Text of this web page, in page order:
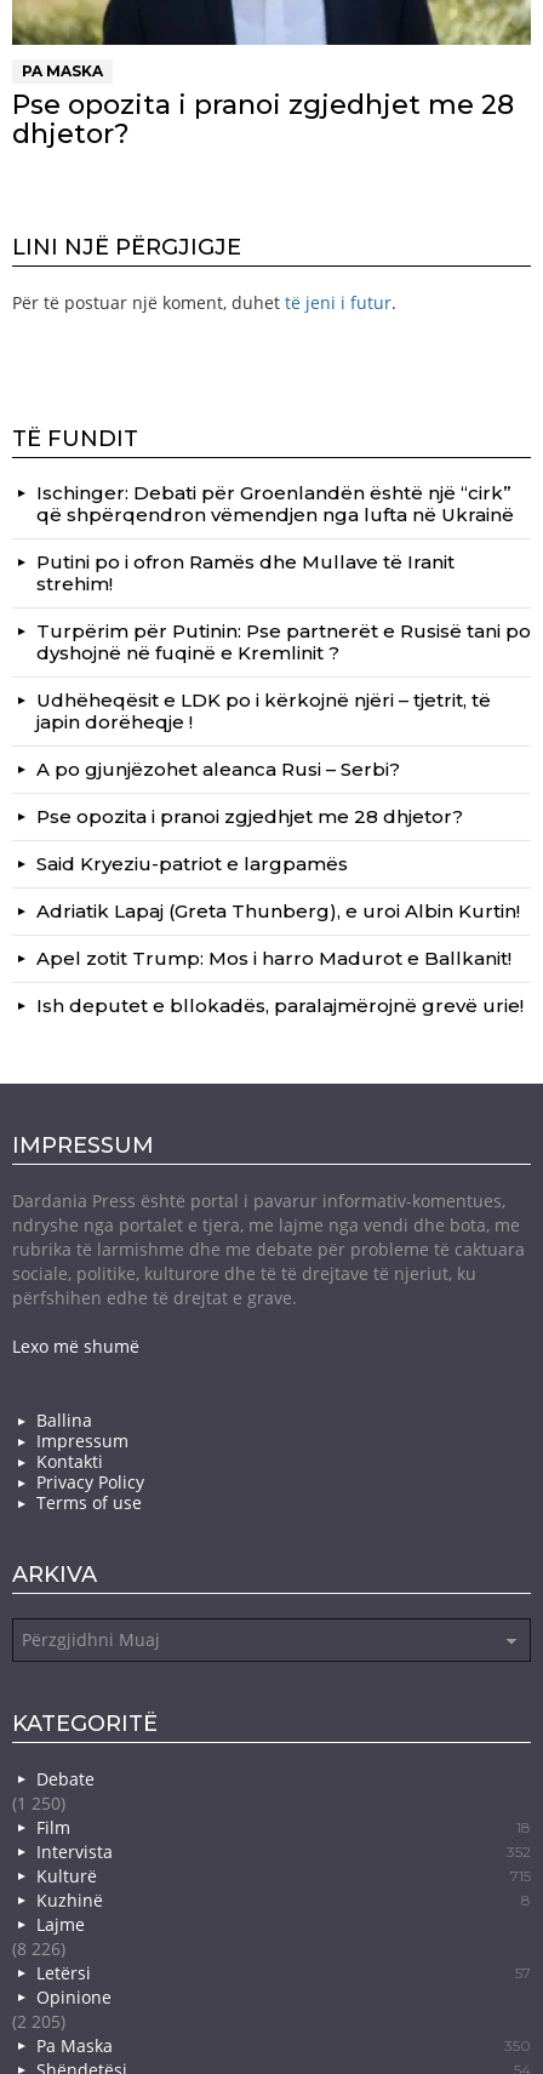
PA MASKA
Pse opozita i pranoi zgjedhjet me 28
dhjetor?
LINI NJË PËRGJIGJE
Për të postuar një koment, duhet të jeni i futur.
TË FUNDIT
Ischinger: Debati për Groenlandën është një “cirk”
që shpërqendron vëmendjen nga lufta në Ukrainë
Putini po i ofron Ramës dhe Mullave të Iranit
strehim!
Turpërim për Putinin: Pse partnerët e Rusisë tani po
dyshojnë në fuqinë e Kremlinit ?
Udhëheqësit e LDK po i kërkojnë njëri – tjetrit, të
japin dorëheqje !
A po gjunjëzohet aleanca Rusi – Serbi?
Pse opozita i pranoi zgjedhjet me 28 dhjetor?
Said Kryeziu-patriot e largpamës
Adriatik Lapaj (Greta Thunberg), e uroi Albin Kurtin!
Apel zotit Trump: Mos i harro Madurot e Ballkanit!
Ish deputet e bllokadës, paralajmërojnë grevë urie!
IMPRESSUM
Dardania Press është portal i pavarur informativ-komentues,
ndryshe nga portalet e tjera, me lajme nga vendi dhe bota, me
rubrika të larmishme dhe me debate për probleme të caktuara
sociale, politike, kulturore dhe të të drejtave të njeriut, ku
përfshihen edhe të drejtat e grave.
Lexo më shumë
Ballina
Impressum
Kontakti
Privacy Policy
Terms of use
ARKIVA
KATEGORITË
Debate
(1 250)
Film
18
Intervista 352
Kulturë 715
Kuzhinë 8
Lajme
(8 226)
Letërsi
57
Opinione
(2 205)
Pa Maska
350
Shëndetësi 54